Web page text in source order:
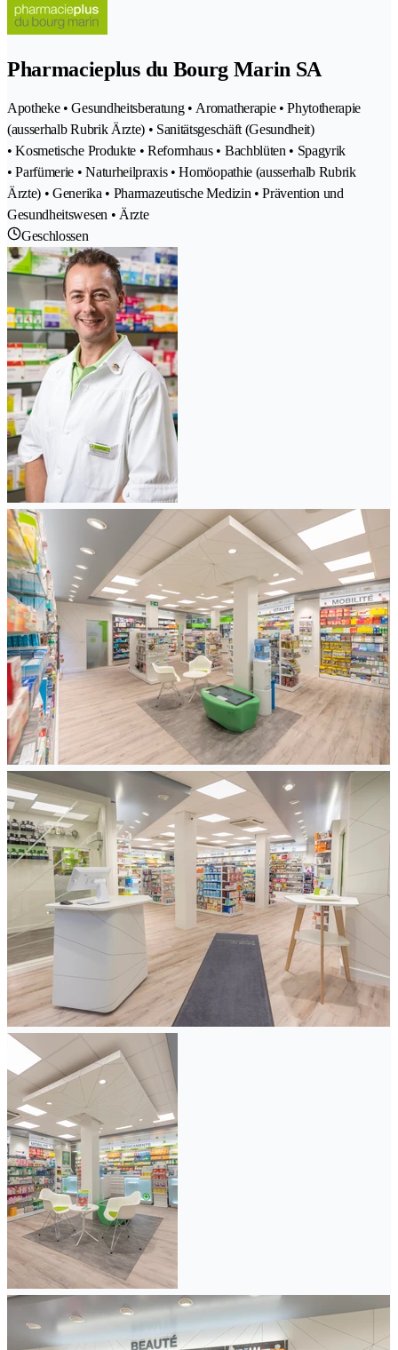
Pharmacieplus du Bourg Marin SA
Apotheke • Gesundheitsberatung • Aromatherapie • Phytotherapie
(ausserhalb Rubrik Ärzte) • Sanitätsgeschäft (Gesundheit)
• Kosmetische Produkte • Reformhaus • Bachblüten • Spagyrik
• Parfümerie • Naturheilpraxis • Homöopathie (ausserhalb Rubrik
Ärzte) • Generika • Pharmazeutische Medizin • Prävention und
Gesundheitswesen • Ärzte
Geschlossen